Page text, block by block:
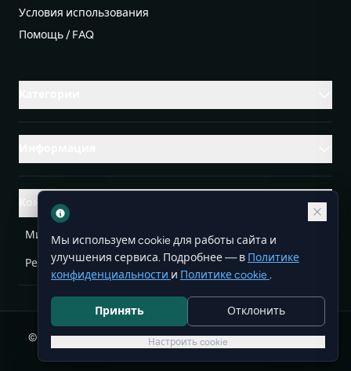
Условия использования
Помощь / FAQ
Контакты
Михаленко Руслан Леонидович, УНП ЕА3732804
Республика Беларусь info@doit.by
© 2026 DoIt — бесплатные объявления в Беларуси. Все
Мы используем cookie для работы сайта и
улучшения сервиса. Подробнее — в Политике
конфиденциальности и Политике cookie.
Принять Отклонить
Настроить cookie